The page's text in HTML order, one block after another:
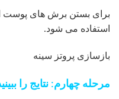
برای بستن برش های پوست
استفاده می شود.
بازسازی پروتز سینه
مرحله چهارم: نتایج را